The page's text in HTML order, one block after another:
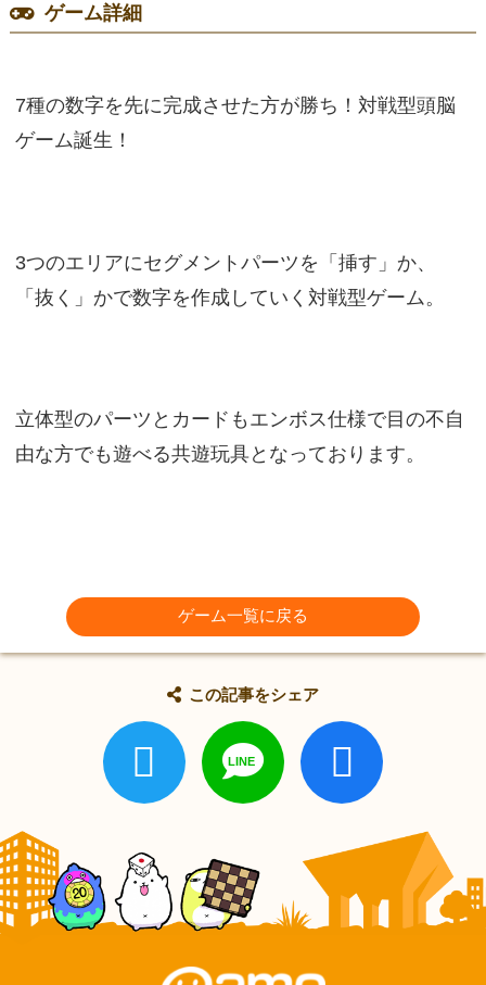
ゲーム詳細
7種の数字を先に完成させた方が勝ち！対戦型頭脳
ゲーム誕生！
3つのエリアにセグメントパーツを「挿す」か、
「抜く」かで数字を作成していく対戦型ゲーム。
立体型のパーツとカードもエンボス仕様で目の不自
由な方でも遊べる共遊玩具となっております。
ゲーム一覧に戻る
この記事をシェア